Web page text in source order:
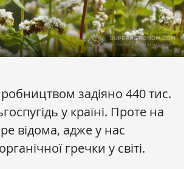
задіяно 440 тис.
у країні. Проте на
відома, адже у нас
гречки у світі.